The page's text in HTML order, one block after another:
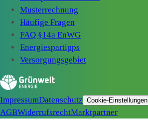
Musterrechnung
Häufige Fragen
FAQ §14a EnWG
Energiespartipps
Versorgungsgebiet
ImpressumDatenschutz Cookie-Einstellungen
AGBWiderrufsrechtMarktpartner